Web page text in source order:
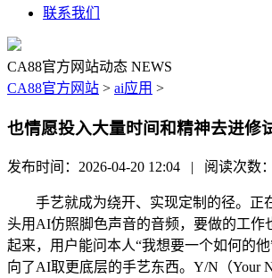
联系我们
CA88官方网站动态 NEWS
CA88官方网站 > ai应用 >
也情愿投入大量时间和精神去进修
发布时间：2026-04-20 12:04 | 阅读次数：
手艺就成为绕开、实现定制的径。正
头用AI仿照脚色声音的音频，要做的工作
起来，用户能问本人“我想要一个如何的
向了AI取更底层的手艺东西。Y/N（Your